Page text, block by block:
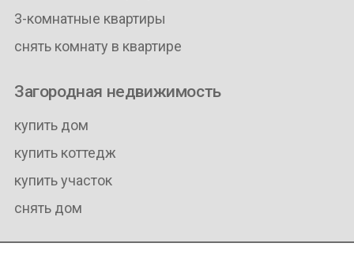
3-комнатные квартиры
снять комнату в квартире
Загородная недвижимость
купить дом
купить коттедж
купить участок
снять дом